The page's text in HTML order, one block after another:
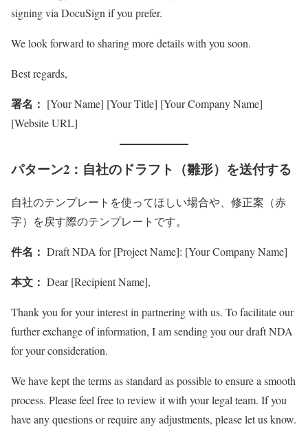
signing via DocuSign if you prefer.
We look forward to sharing more details with you soon.
Best regards,
署名： [Your Name] [Your Title] [Your Company Name]
[Website URL]
パターン2：自社のドラフト（雛形）を送付する
自社のテンプレートを使ってほしい場合や、修正案（赤
字）を戻す際のテンプレートです。
件名： Draft NDA for [Project Name]: [Your Company Name]
本文： Dear [Recipient Name],
Thank you for your interest in partnering with us. To facilitate our
further exchange of information, I am sending you our draft NDA
for your consideration.
We have kept the terms as standard as possible to ensure a smooth
process. Please feel free to review it with your legal team. If you
have any questions or require any adjustments, please let us know.